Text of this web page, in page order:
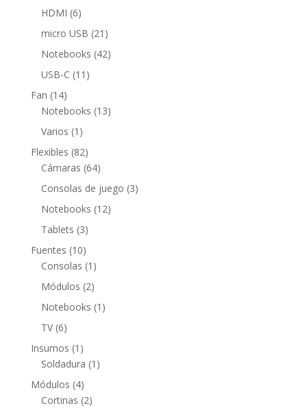
productos
HDMI 66
productos
micro USB 21 21
productos
Notebooks 4242
USB-C 11 11
Fan 1414
productos
Notebooks 1313
Varios 1 1
producto
Flexibles 8282
productos
Cámaras 6464
productos
Consolas de juego 33
Notebooks 1212
Tablets 33
productos
Fuentes 1010
productos
Consolas 1 1
producto
Módulos 22
productos
Notebooks 1 1
TV 66
productos
Insumos 1 1
producto
Soldadura 1 1
Módulos 44
productos
Cortinas 22